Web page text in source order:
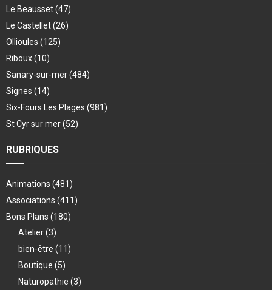
Le Beausset(47)
Le Castellet(26)
Ollioules (125)
Riboux(10)
Sanary-sur-mer(484)
Signes (14)
Six-Fours Les Plages (981)
St Cyr sur mer(52)
RUBRIQUES
Animations (481)
Associations (411)
Bons Plans (180)
Atelier(3)
bien-être (11)
Boutique (5)
Naturopathie (3)